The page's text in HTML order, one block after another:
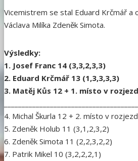
Vicemistrem se stal Eduard Krčmář a
Václava Milíka Zdeněk Simota.
Výsledky:
1. Josef Franc 14 (3,3,2,3,3)
2. Eduard Krčmář 13 (1,3,3,3,3)
3. Matěj Kůs 12 + 1. místo v
4. Michal Škurla 12 + 2. místo v
5. Zdeněk Holub 11 (3,1,2,3,2)
6. Zdeněk Simota 11 (2,2,3,2,2)
7. Patrik Mikel 10 (3,2,2,2,1)